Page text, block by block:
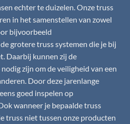
echter te duizelen. Onze truss
in het samenstellen van zowel
bijvoorbeeld
grotere truss systemen die je bij
Daarbij kunnen zij de
zijn om de veiligheid van een
Door deze jarenlange
goed inspelen op
wanneer je bepaalde truss
truss niet tussen onze producten